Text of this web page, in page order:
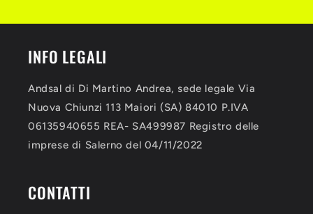
INFO LEGALI
Andsal di Di Martino Andrea, sede legale Via
Nuova Chiunzi 113 Maiori (SA) 84010 P.IVA
06135940655 REA- SA499987 Registro delle
imprese di Salerno del 04/11/2022
CONTATTI